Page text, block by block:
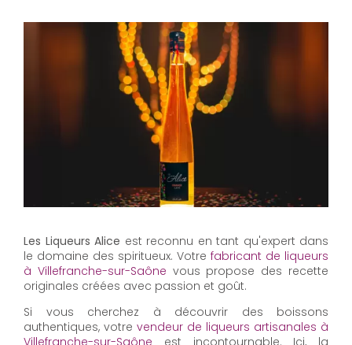
Les Liqueurs Alice est reconnu en tant qu'expert dans
le domaine des spiritueux. Votre fabricant de liqueurs
à Villefranche-sur-Saône vous propose des recette
originales créées avec passion et goût.
Si vous cherchez à découvrir des boissons
authentiques, votre vendeur de liqueurs artisanales à
Villefranche-sur-Saône est incontournable. Ici, la